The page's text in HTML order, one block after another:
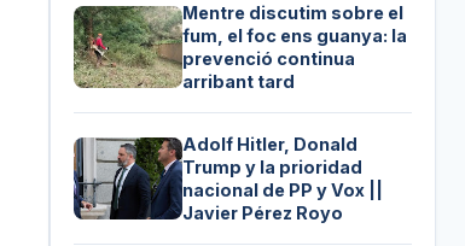
Mentre discutim sobre el
fum, el foc ens guanya: la
prevenció continua
arribant tard
Adolf Hitler, Donald
Trump y la prioridad
nacional de PP y Vox ||
Javier Pérez Royo